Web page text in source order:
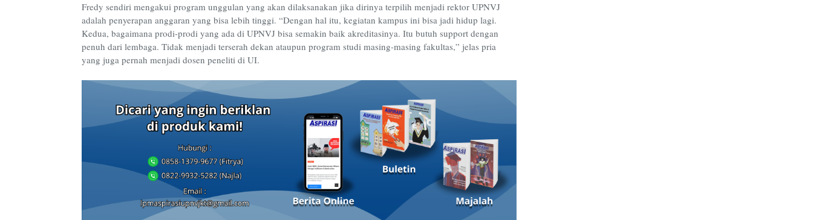
Fredy sendiri mengakui program unggulan yang akan dilaksanakan jika dirinya terpilih menjadi rektor UPNVJ
adalah penyerapan anggaran yang bisa lebih tinggi. “Dengan hal itu, kegiatan kampus ini bisa jadi hidup lagi.
Kedua, bagaimana prodi-prodi yang ada di UPNVJ bisa semakin baik akreditasinya. Itu butuh support dengan
penuh dari lembaga. Tidak menjadi terserah dekan ataupun program studi masing-masing fakultas,” jelas pria
yang juga pernah menjadi dosen peneliti di UI.